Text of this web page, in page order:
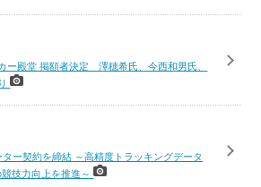
ー殿堂 掲額者決定 澤穂希氏、今西和男氏、
ー契約を締結 ～高精度トラッキングデータ
技力向上を推進～